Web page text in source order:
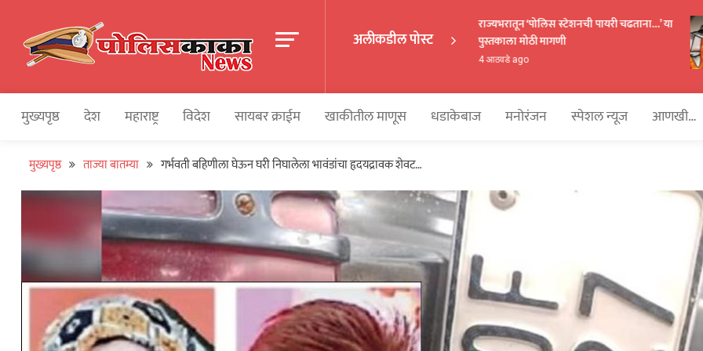
content
पोलीसकाका | POLICEKAKA
अलीकडील पोस्ट
राज्यभरातून ‘पोलिस स्टेशनची पायरी चढताना…’ या
पुस्तकाला मोठी मागणी
4 आठवडे ago
मुख्यपृष्ठ देश महाराष्ट्र विदेश सायबर क्राईम खाकीतील माणूस धडाकेबाज मनोरंजन स्पेशल न्यूज आणखी…
मुख्यपृष्ठ ताज्या बातम्या गर्भवती बहिणीला घेऊन घरी निघालेला भावंडांचा हृदयद्रावक शेवट…